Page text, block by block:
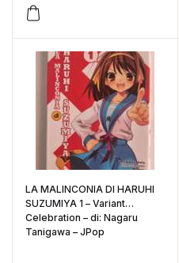
LA MALINCONIA DI HARUHI
SUZUMIYA 1 – Variant
Celebration – di: Nagaru
Tanigawa – JPop